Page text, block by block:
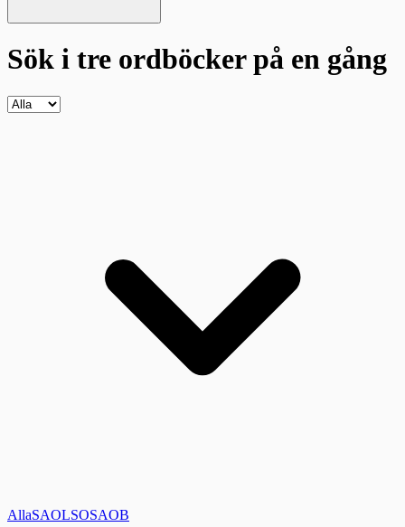
Sök i tre ordböckerpå en gång
AllaSAOLSOSAOB